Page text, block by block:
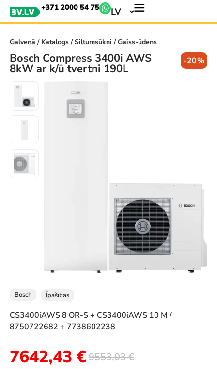
+371 2000 54 75 LV
Galvenā / Katalogs/Siltumsūkņi / Gaiss-ūdens
Bosch Compress 3400i AWS
8kW ar k/ū tvertni 190L
-20%
Bosch Īpašības
CS3400iAWS 8 OR-S + CS3400iAWS 10 M /
8750722682 + 7738602238
9553,03€
7642,43 €